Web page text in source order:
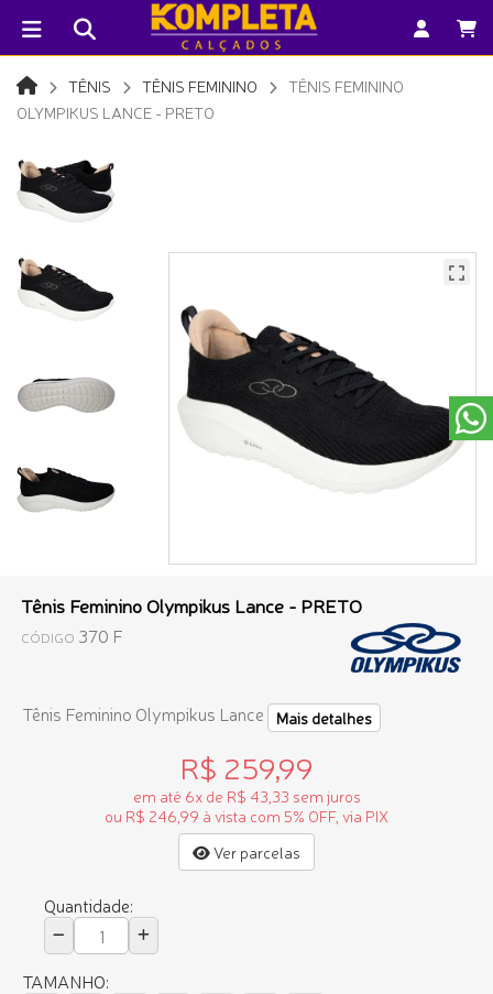
TÊNIS TÊNIS FEMININO
TÊNIS FEMININO
OLYMPIKUS LANCE - PRETO
Tênis Feminino Olympikus Lance - PRETO
CÓDIGO 370 F
Tênis Feminino Olympikus Lance Mais detalhes
R$ 259,99
em até 6x de R$ 43,33 sem juros
ou R$ 246,99 à vista com 5% OFF, via PIX
Ver parcelas
Quantidade:
TAMANHO: